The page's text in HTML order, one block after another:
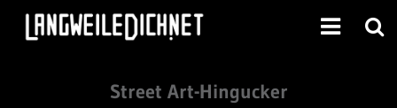
Street Art-Hingucker